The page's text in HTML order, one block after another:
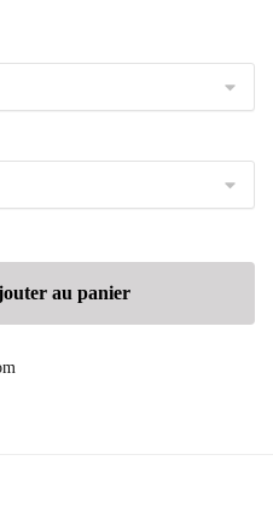
au panier